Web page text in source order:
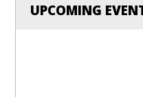
UPCOMING